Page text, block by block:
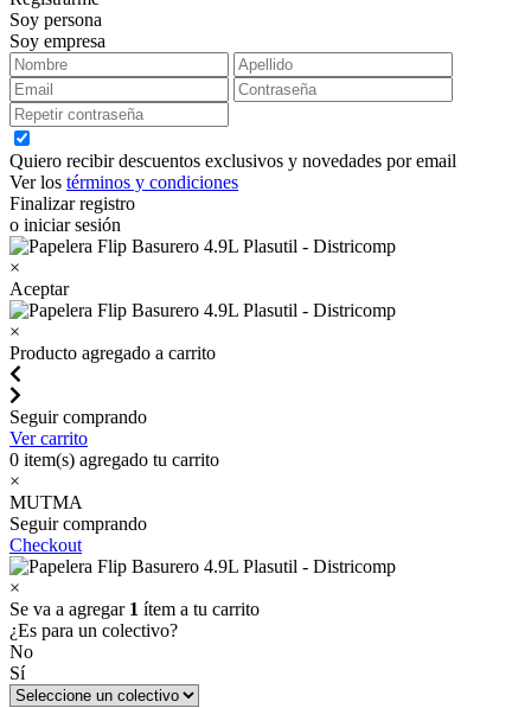
Soy persona
Soy empresa
Quiero recibir descuentos exclusivos y novedades por email
Ver los términos y condiciones
Finalizar registro
o iniciar sesión
×
Aceptar
×
Producto agregado a carrito
Seguir comprando
Ver carrito
0 item(s) agregado tu carrito
×
MUTMA
Seguir comprando
Checkout
×
Se va a agregar 1 ítem a tu carrito
¿Es para un colectivo?
No
Sí